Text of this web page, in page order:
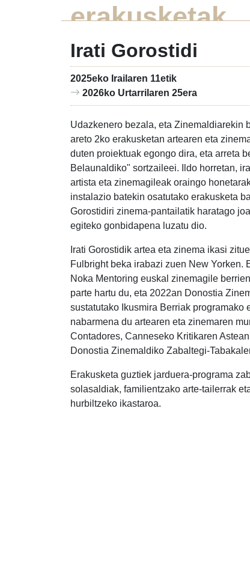
erakusketak
Irati Gorostidi
2025eko Irailaren 11etik
2026ko Urtarrilaren 25era
Udazkenero bezala, eta Zinemaldiarekin
areto 2ko erakusketan artearen eta
duten proiektuak egongo dira, eta arreta
Belaunaldiko" sortzaileei. Ildo horretan,
artista eta zinemagileak oraingo
instalazio batekin osatutako erakusketa
Gorostidiri zinema-pantailatik haratago
egiteko gonbidapena luzatu dio.
Irati Gorostidik artea eta zinema ikasi
Fulbright beka irabazi zuen New Yorken.
Noka Mentoring euskal zinemagile
parte hartu du, eta 2022an Donostia
sustatutako Ikusmira Berriak programako
nabarmena du artearen eta zinemaren
Contadores, Canneseko Kritikaren
Donostia Zinemaldiko Zabaltegi-
Erakusketa guztiek jarduera-programa
solasaldiak, familientzako arte-tailerrak
hurbiltzeko ikastaroa.